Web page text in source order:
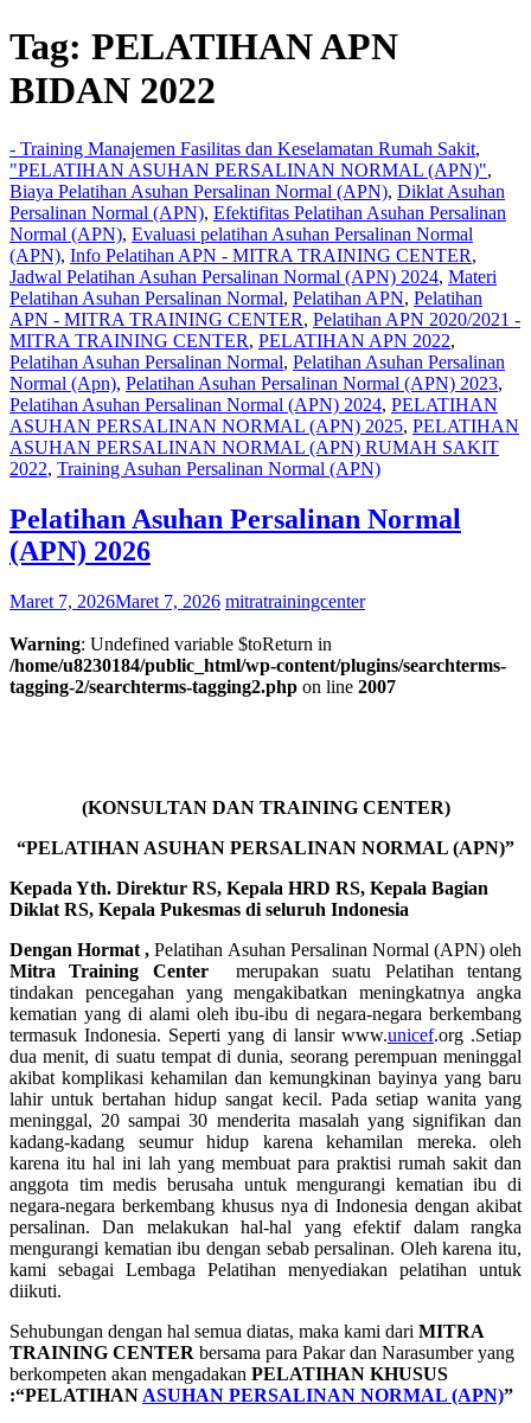
Tag: PELATIHAN APN
BIDAN 2022
- Training Manajemen Fasilitas dan Keselamatan Rumah Sakit,
"PELATIHAN ASUHAN PERSALINAN NORMAL (APN)",
Biaya Pelatihan Asuhan Persalinan Normal (APN), Diklat Asuhan
Persalinan Normal (APN), Efektifitas Pelatihan Asuhan Persalinan
Normal (APN), Evaluasi pelatihan Asuhan Persalinan Normal
(APN), Info Pelatihan APN - MITRA TRAINING CENTER,
Jadwal Pelatihan Asuhan Persalinan Normal (APN) 2024, Materi
Pelatihan Asuhan Persalinan Normal, Pelatihan APN, Pelatihan
APN - MITRA TRAINING CENTER, Pelatihan APN 2020/2021 -
MITRA TRAINING CENTER, PELATIHAN APN 2022,
Pelatihan Asuhan Persalinan Normal, Pelatihan Asuhan Persalinan
Normal (Apn), Pelatihan Asuhan Persalinan Normal (APN) 2023,
Pelatihan Asuhan Persalinan Normal (APN) 2024, PELATIHAN
ASUHAN PERSALINAN NORMAL (APN) 2025, PELATIHAN
ASUHAN PERSALINAN NORMAL (APN) RUMAH SAKIT
2022, Training Asuhan Persalinan Normal (APN)
Pelatihan Asuhan Persalinan Normal
(APN) 2026
Maret 7, 2026Maret 7, 2026 mitratrainingcenter
Warning: Undefined variable $toReturn in
/home/u8230184/public_html/wp-content/plugins/searchterms-
tagging-2/searchterms-tagging2.php on line 2007
(KONSULTAN DAN TRAINING CENTER)
“PELATIHAN ASUHAN PERSALINAN NORMAL (APN)”
Kepada Yth. Direktur RS, Kepala HRD RS, Kepala Bagian
Diklat RS, Kepala Pukesmas di seluruh Indonesia
Dengan Hormat , Pelatihan Asuhan Persalinan Normal (APN) oleh
Mitra Training Centermerupakan suatu Pelatihan tentang
tindakan pencegahan yang mengakibatkan meningkatnya angka
kematian yang di alami oleh ibu-ibu di negara-negara berkembang
termasuk Indonesia. Seperti yang di lansir www.unicef.org .Setiap
dua menit, di suatu tempat di dunia, seorang perempuan meninggal
akibat komplikasi kehamilan dan kemungkinan bayinya yang baru
lahir untuk bertahan hidup sangat kecil. Pada setiap wanita yang
meninggal, 20 sampai 30 menderita masalah yang signifikan dan
kadang-kadang seumur hidup karena kehamilan mereka. oleh
karena itu hal ini lah yang membuat para praktisi rumah sakit dan
anggota tim medis berusaha untuk mengurangi kematian ibu di
negara-negara berkembang khusus nya di Indonesia dengan akibat
persalinan. Dan melakukan hal-hal yang efektif dalam rangka
mengurangi kematian ibu dengan sebab persalinan. Oleh karena itu,
kami sebagai Lembaga Pelatihan menyediakan pelatihan untuk
diikuti.
Sehubungan dengan hal semua diatas, maka kami dari MITRA
TRAINING CENTER bersama para Pakar dan Narasumber yang
berkompeten akan mengadakan PELATIHAN KHUSUS
:“PELATIHAN ASUHAN PERSALINAN NORMAL (APN)”